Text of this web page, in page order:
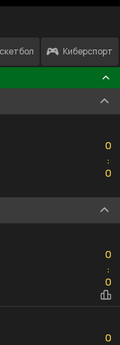
Киберспорт
0
:0
0
0
:0
0
0